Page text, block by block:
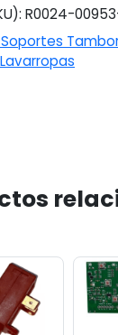
R0024-
Soportes